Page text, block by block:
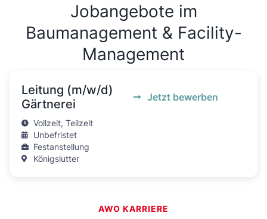
Jobangebote im
Baumanagement & Facility-
Management
Leitung (m/w/d)
Gärtnerei
Jetzt bewerben
Vollzeit, Teilzeit
Unbefristet
Festanstellung
Königslutter
AWO KARRIERE